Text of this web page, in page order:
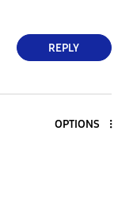
REPLY
OPTIONS